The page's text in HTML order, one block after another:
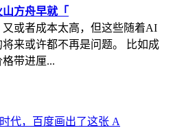
方舟早就「
或者成本太高，但这些随着AI
来或许都不再是问题。 比如成
带进厘...
代，百度画出了这张 A